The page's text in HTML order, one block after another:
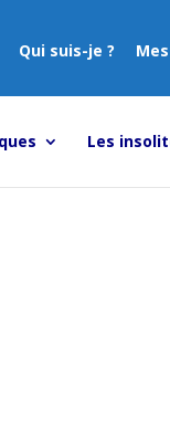
Qui suis-je ?
Les